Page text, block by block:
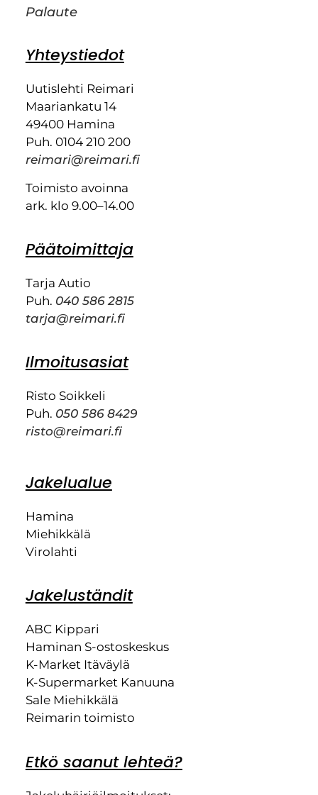
Palaute
Yhteystiedot
Uutislehti Reimari
Maariankatu 14
49400 Hamina
Puh. 0104 210 200
reimari@reimari.fi
Toimisto avoinna
ark. klo 9.00–14.00
Päätoimittaja
Tarja Autio
Puh. 040 586 2815
tarja@reimari.fi
Ilmoitusasiat
Risto Soikkeli
Puh. 050 586 8429
risto@reimari.fi
Jakelualue
Hamina
Miehikkälä
Virolahti
Jakeluständit
ABC Kippari
Haminan S-ostoskeskus
K-Market Itäväylä
K-Supermarket Kanuuna
Sale Miehikkälä
Reimarin toimisto
Etkö saanut lehteä?